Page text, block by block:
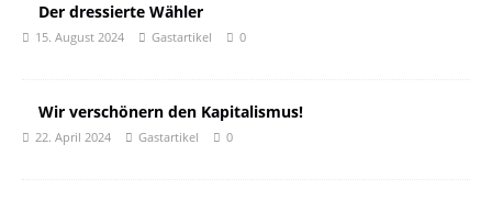
Der dressierte Wähler
15. August 2024 Gastartikel 0
Wir verschönern den Kapitalismus!
22. April 2024 Gastartikel 0